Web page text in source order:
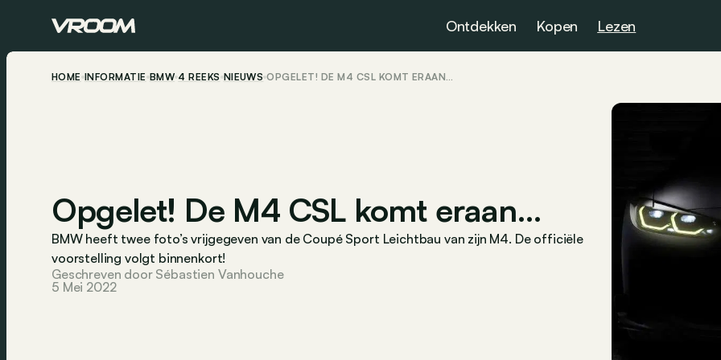
Ontdekken Kopen Lezen
HOME INFORMATIE BMW 4 REEKS NIEUWS OPGELET! DE M4 CSL KOMT ERAAN…
Opgelet! De M4 CSL komt eraan…
BMW heeft twee foto’s vrijgegeven van de Coupé Sport Leichtbau van zijn M4. De officiële
voorstelling volgt binnenkort!
Geschreven door Sébastien Vanhouche
5 Mei 2022